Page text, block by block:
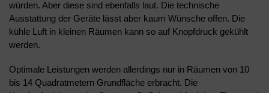
würden. Aber diese sind ebenfalls laut. Die technische
Ausstattung der Geräte lässt aber kaum Wünsche offen. Die
kühle Luft in kleinen Räumen kann so auf Knopfdruck gekühlt
werden.
Optimale Leistungen werden allerdings nur in Räumen von 10
bis 14 Quadratmetern Grundfläche erbracht. Die